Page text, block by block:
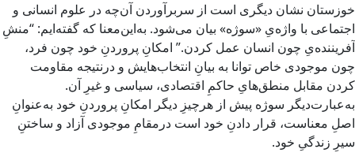
خوزستان نشان دیگری است از سربرآوردن آن‌چه در علوم انسانی و
اجتماعی با واژه‌یِ «سوژه» بیان می‌شود. به‌این‌‌‌معنا که گفته‌ایم: “منشِ
آفریننده‌یِ چون انسان عمل کردن.” امکانِ پروردنِ خود چون فرد،
چون موجودی خاص توانا به بیانِ انتخاب‌هایش و درنتیجه مقاومت
کردن مقابل منطق‌هایِ حاکمِ اقتصادی، سیاسی و غیرِ آن.
به‌عبارت‌دیگر سوژه پیش از هرچیزِ دیگر امکانِ پروردنِ خود به‌عنوانِ
اصلِ معناست، قرار دادنِ خود است درمقامِ موجودی آزاد و ساختنِ
سیرِ زندگیِ خود.